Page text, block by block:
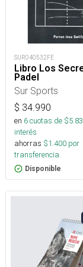
SUR040532FE
Libro Los
Padel
Sur Sports
$ 34.990
en 6cuotas de $
interés
ahorras $1.400 por
transferencia.
Disponible